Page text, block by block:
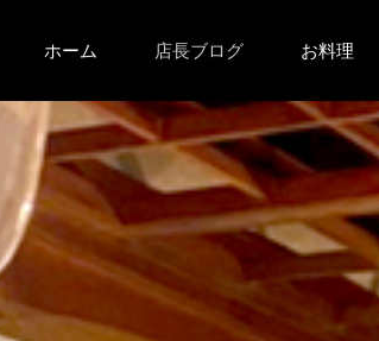
テ
ン
ホーム 店長ブログ お料理